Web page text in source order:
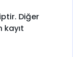
Diğer
kayıt